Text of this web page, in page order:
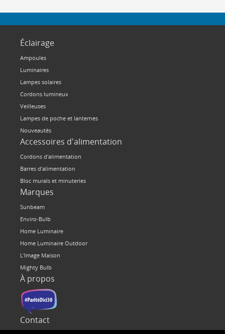
Éclairage
Ampoules
Luminaires
Lampes solaires
Cordons lumineux
Veilleuses
Lampes de poche et lanternes
Nouveautés
Accessoires d'alimentation
Cordons d'alimentation
Barres d'alimentation
Bloc murals et minuteries
Marques
Sunbeam
Enviro-Bulb
Home Luminaire
Home Luminaire Outdoor
L'Image Maison
Mighty Bulb
À propos
Contact